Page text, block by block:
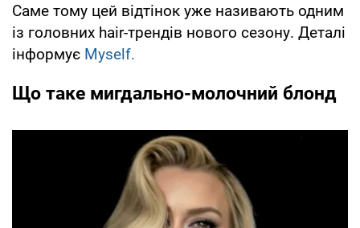
Саме тому цей відтінок уже називають одним
із головних hair-трендів нового сезону. Деталі
інформує Myself.
Що таке мигдально-молочний блонд